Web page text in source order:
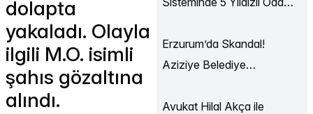
dolapta
yakaladı. Olayla
ilgili M.O. isimli
şahıs gözaltına
alındı.
Erzurum’da Skandal!
Aziziye Belediye
Ağır Tehdit!
Avukat Hilal Akça ile